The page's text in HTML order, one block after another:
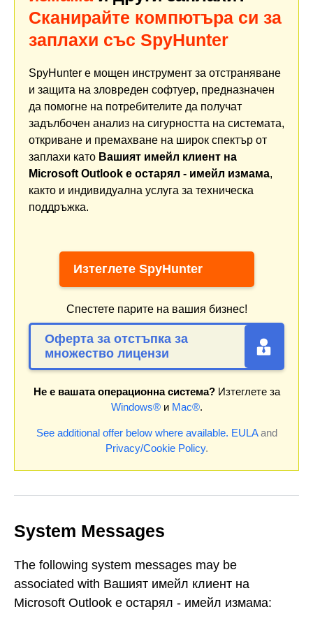
Сканирайте компютъра си за
заплахи със SpyHunter
SpyHunter е мощен инструмент за отстраняване
и защита на зловреден софтуер, предназначен
да помогне на потребителите да получат
задълбочен анализ на сигурността на системата,
откриване и премахване на широк спектър от
заплахи като Вашият имейл клиент на
Microsoft Outlook е остарял - имейл измама,
както и индивидуална услуга за техническа
поддръжка.
Изтеглете SpyHunter
Спестете парите на вашия бизнес!
Оферта за отстъпка за
множество лицензи
Не е вашата операционна система?Изтеглете за
Windows®и Mac®.
See additional offer below where available. EULAand
Privacy/Cookie Policy.
System Messages
The following system messages may be
associated with Вашият имейл клиент на
Microsoft Outlook е остарял - имейл измама: